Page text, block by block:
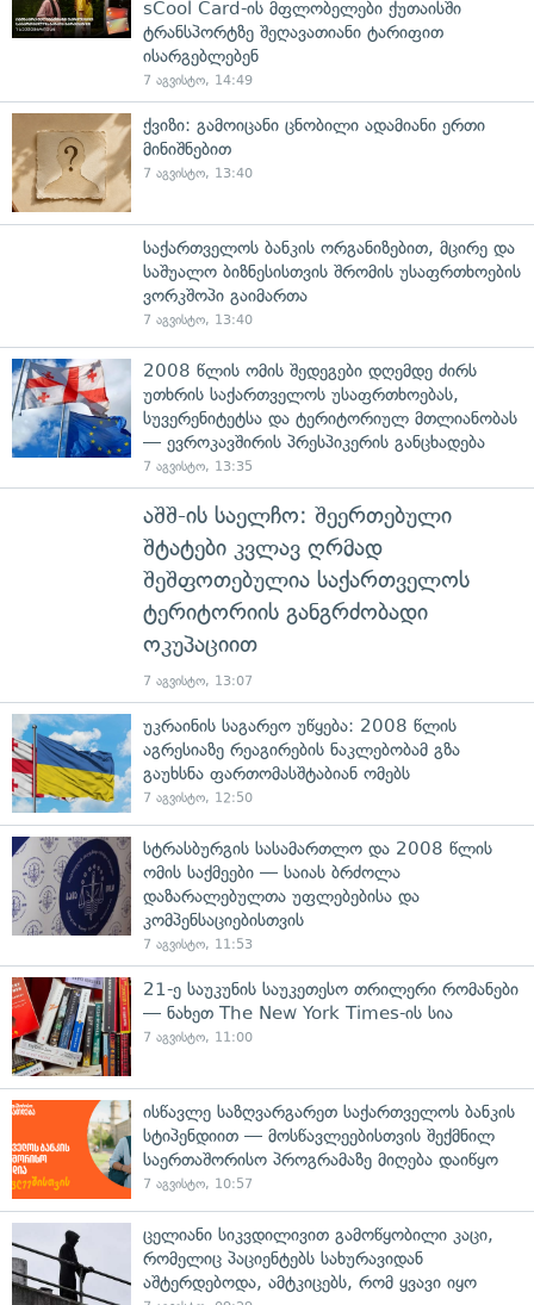
sCool Card-ის მფლობელები ქუთაისში
ტრანსპორტზე შეღავათიანი ტარიფით
ისარგებლებენ
7 აგვისტო, 14:49
ქვიზი: გამოიცანი ცნობილი ადამიანი ერთი
მინიშნებით
7 აგვისტო, 13:40
საქართველოს ბანკის ორგანიზებით, მცირე და
საშუალო ბიზნესისთვის შრომის უსაფრთხოების
ვორკშოპი გაიმართა
7 აგვისტო, 13:40
2008 წლის ომის შედეგები დღემდე ძირს
უთხრის საქართველოს უსაფრთხოებას,
სუვერენიტეტსა და ტერიტორიულ მთლიანობას
— ევროკავშირის პრესპიკერის განცხადება
7 აგვისტო, 13:35
აშშ-ის საელჩო: შეერთებული
შტატები კვლავ ღრმად
შეშფოთებულია საქართველოს
ტერიტორიის განგრძობადი
ოკუპაციით
7 აგვისტო, 13:07
უკრაინის საგარეო უწყება: 2008 წლის
აგრესიაზე რეაგირების ნაკლებობამ გზა
გაუხსნა ფართომასშტაბიან ომებს
7 აგვისტო, 12:50
სტრასბურგის სასამართლო და 2008 წლის
ომის საქმეები — საიას ბრძოლა
დაზარალებულთა უფლებებისა და
კომპენსაციებისთვის
7 აგვისტო, 11:53
21-ე საუკუნის საუკეთესო თრილერი რომანები
— ნახეთ The New York Times-ის სია
7 აგვისტო, 11:00
ისწავლე საზღვარგარეთ საქართველოს ბანკის
სტიპენდიით — მოსწავლეებისთვის შექმნილ
საერთაშორისო პროგრამაზე მიღება დაიწყო
7 აგვისტო, 10:57
ცელიანი სიკვდილივით გამოწყობილი კაცი,
რომელიც პაციენტებს სახურავიდან
აშტერდებოდა, ამტკიცებს, რომ ყვავი იყო